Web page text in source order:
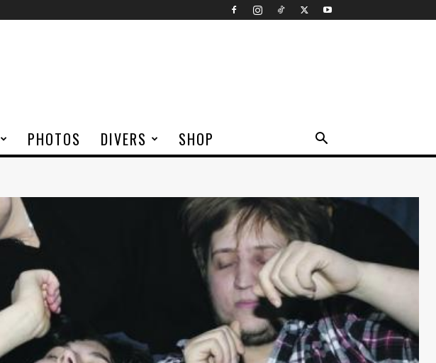
PHOTOS DIVERS SHOP